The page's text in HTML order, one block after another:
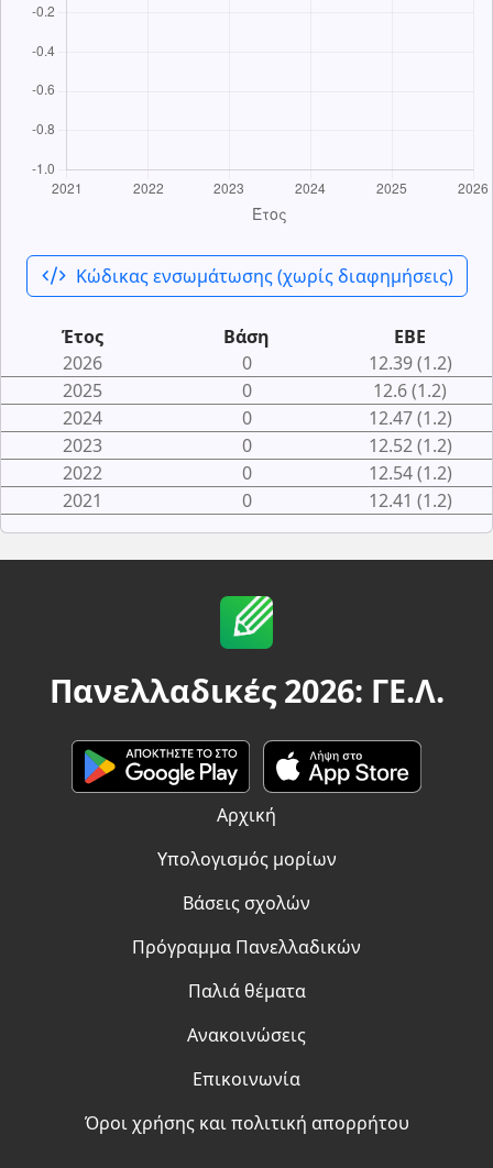
code_xml Κώδικας ενσωμάτωσης (χωρίς διαφημήσεις)
Έτος Βάση
ΕΒΕ
2026
0
12.39 (1.2)
2025
0
12.6 (1.2)
2024
0
12.47 (1.2)
2023
0
12.52 (1.2)
2022
0
12.54 (1.2)
2021
0 12.41 (1.2)
Πανελλαδικές 2026: ΓΕ.Λ.
Αρχική
Υπολογισμός μορίων
Βάσεις σχολών
Πρόγραμμα Πανελλαδικών
Παλιά θέματα
Ανακοινώσεις
Επικοινωνία
Όροι χρήσης και πολιτική απορρήτου